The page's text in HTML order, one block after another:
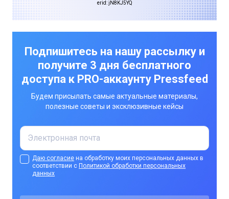
erid: jN8KJ5YQ
Подпишитесь на нашу рассылку и
получите 3 дня бесплатного
доступа к PRO-аккаунту Pressfeed
Будем присылать самые актуальные материалы,
полезные советы и эксклюзивные кейсы
Даю согласие на обработку моих персональных данных в
соответствии с Политикой обработки персональных
данных